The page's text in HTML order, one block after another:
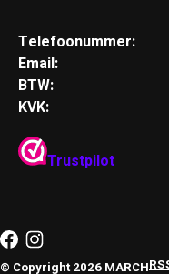
Telefoonummer:
Email:
BTW:
KVK:
Trustpilot
© Copyright 2026 MARCH